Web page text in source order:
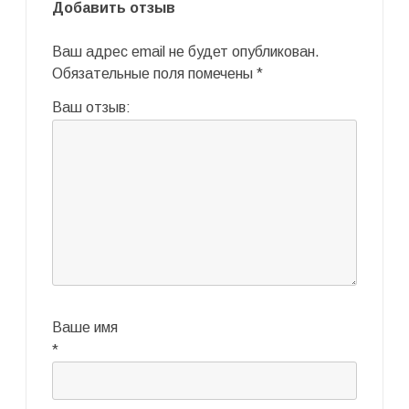
Добавить отзыв
Ваш адрес email не будет опубликован.
Обязательные поля помечены *
Ваш отзыв:
Ваше имя
*